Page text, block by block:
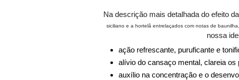
Na descrição mais detalhada do efeito
siciliano e a hortelã entrelaçados com notas de
nossa
ação refrescante, puruficante e
alívio do cansaço mental, clareia
auxílio na concentração e o